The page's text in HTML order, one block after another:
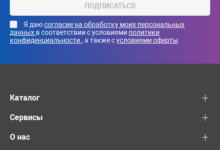
ПОДПИСАТЬСЯ
Я даюсогласие на обработку моих персональных
данных в соответствии с условиями политики
конфиденциальности , а также сусловиями оферты
Каталог
Сервисы
О нас